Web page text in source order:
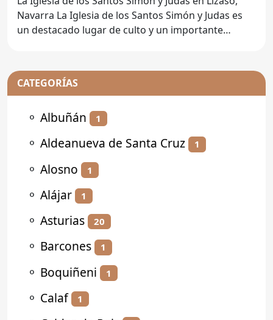
Navarra La Iglesia de los Santos Simón y Judas es
un destacado lugar de culto y un importante
CATEGORÍAS
⚬ Albuñán 1
⚬ Aldeanueva de Santa Cruz 1
⚬ Alosno 1
⚬ Alájar 1
⚬ Asturias 20
⚬ Barcones 1
⚬ Boquiñeni 1
⚬ Calaf 1